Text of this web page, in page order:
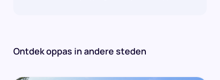
Ontdek oppas in andere steden